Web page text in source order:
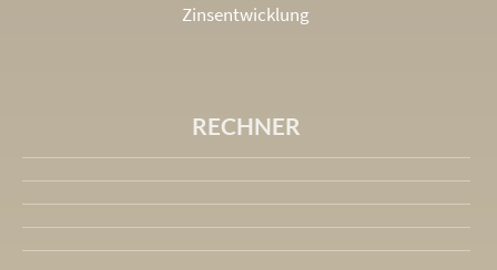
Zinsentwicklung
RECHNER